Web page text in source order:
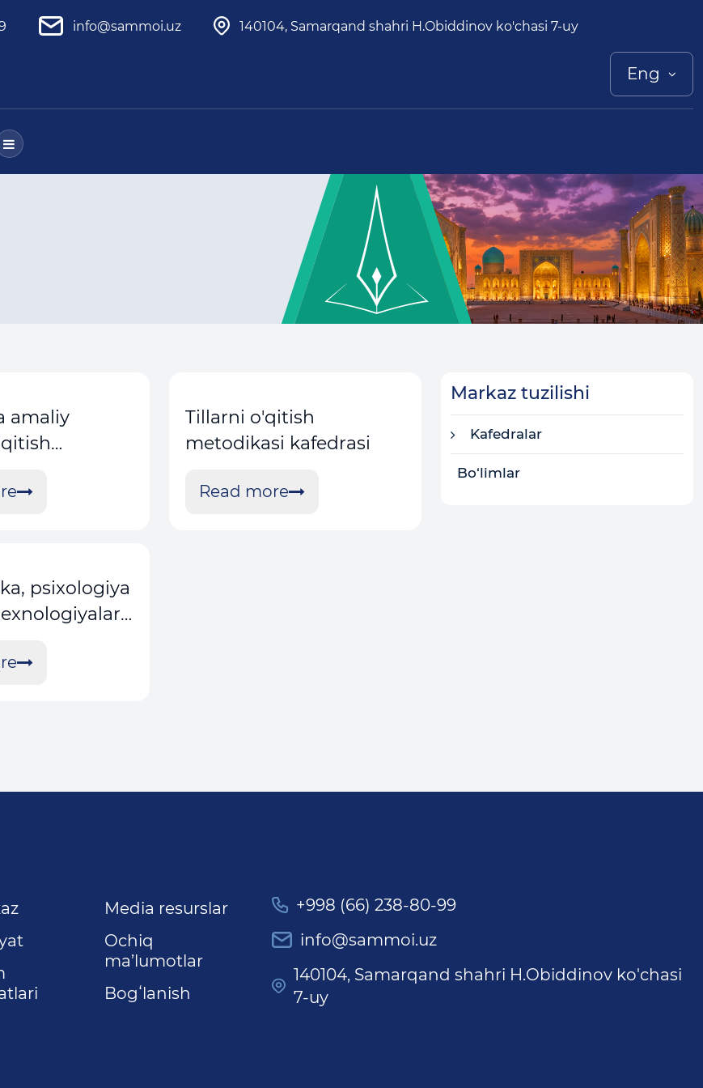
info@sammoi.uz 140104, Samarqand shahri H.Obiddinov ko'chasi 7-uy
Eng
amaliy
Tillarni o'qitish
metodikasi kafedrasi
Read more
psixologiya
Markaz tuzilishi
Kafedralar
Bo‘limlar
Media resurslar
Ochiq
ma’lumotlar
Bogʻlanish
+998 (66) 238-80-99
info@sammoi.uz
140104, Samarqand shahri H.Obiddinov ko'chasi
7-uy